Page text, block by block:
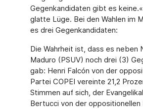
Gegenkandidaten gibt es
glatte Lüge. Bei den Wahlen im
es drei Gegenkandidaten:
Die Wahrheit ist, dass es neben
Maduro (PSUV) noch drei (3)
gab: Henri Falcón von der
Partei COPEI vereinte 21,2
Stimmen auf sich, der
Bertucci von der oppositionellen